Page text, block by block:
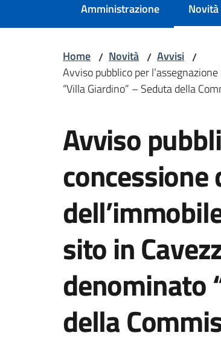
Amministrazione Novità
Menu
Home / Novità / Avvisi /
Avviso pubblico per
“Villa Giardino” – Seduta della
Avviso
concessione
sito in
denominato
della